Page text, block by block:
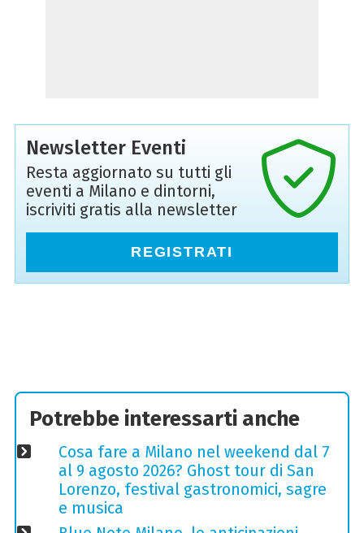
Newsletter Eventi
Resta aggiornato su tutti gli
eventi a Milano e dintorni,
iscriviti gratis alla newsletter
REGISTRATI
Potrebbe interessarti anche
Cosa fare a Milano nel weekend dal 7
al 9 agosto 2026? Ghost tour di San
Lorenzo, festival gastronomici, sagre
e musica